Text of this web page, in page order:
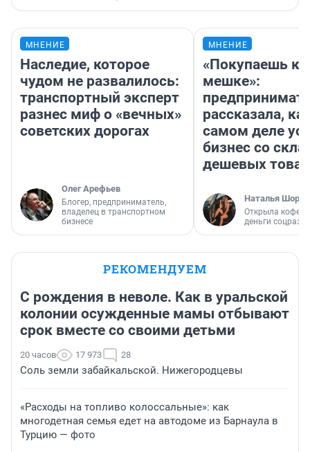
МНЕНИЕ
Наследие, которое
чудом не развалилось:
транспортный эксперт
разнес миф о «вечных»
советских дорогах
Олег Арефьев
Блогер, предприниматель,
владелец в транспортном
бизнесе
МНЕНИЕ
«Покупаешь
мешке»:
рассказала,
самом деле
бизнес со
дешевых
Наталья
Открыла
деньги
РЕКОМЕНДУЕМ
С рождения в неволе. Как в уральской
колонии осужденные мамы отбывают
срок вместе со своими детьми
20 часов 17 973 28
Соль земли забайкальской. Нижегородцевы
«Расходы на топливо колоссальные»: как
многодетная семья едет на автодоме из Барнаула в
Турцию — фото